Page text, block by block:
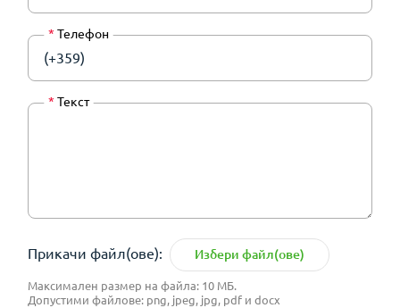
* Телефон
(+359)
* Текст
Прикачи файл(ове): Избери файл(ове)
Максимален размер на файла: 10 МБ.
Допустими файлове: png, jpeg, jpg, pdf и docx